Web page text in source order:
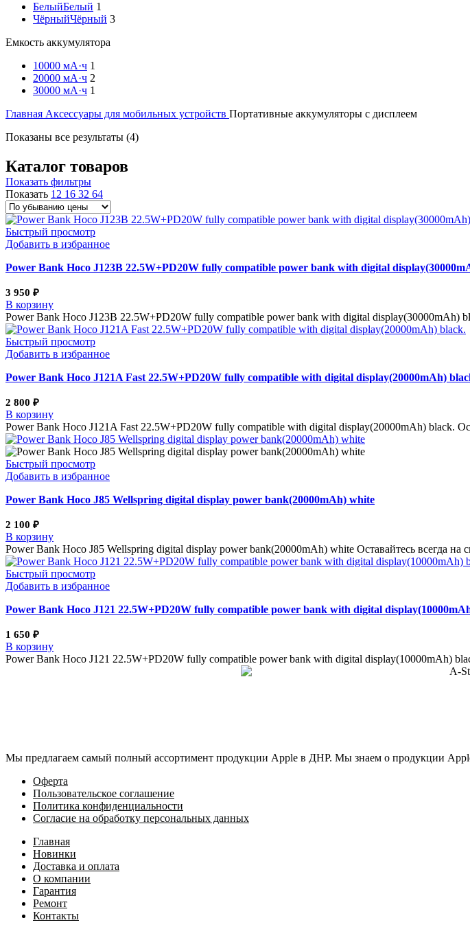
БелыйБелый 1
ЧёрныйЧёрный 3
Емкость аккумулятора
10000 мА·ч 1
20000 мА·ч 2
30000 мА·ч 1
Главная Аксессуары для мобильных устройств Портативные аккумуляторы с дисплеем
Показаны все результаты (4)Цены:
Каталог товаров
Показать фильтры
Показать 12 16 32 64
Быстрый просмотр
Добавить в избранное
Power Bank Hoco J123B 22.5W+PD20W fully compatible power bank with digital
3 950 ₽
В корзину
Power Bank Hoco J123B 22.5W+PD20W fully compatible power bank with digital display(30000mAh)
Быстрый просмотр
Добавить в избранное
Power Bank Hoco J121A Fast 22.5W+PD20W fully compatible with digital display(20000mAh)
2 800 ₽
В корзину
Power Bank Hoco J121A Fast 22.5W+PD20W fully compatible with digital display(20000mAh) black.
Быстрый просмотр
Добавить в избранное
Power Bank Hoco J85 Wellspring digital display power bank(20000mAh) white
2 100 ₽
В корзину
Power Bank Hoco J85 Wellspring digital display power bank(20000mAh) white Оставайтесь всегда
Быстрый просмотр
Добавить в избранное
Power Bank Hoco J121 22.5W+PD20W fully compatible power bank with digital
1 650 ₽
В корзину
Power Bank Hoco J121 22.5W+PD20W fully compatible power bank with digital display(10000mAh)
Мы предлагаем самый полный ассортимент продукции Apple в ДНР. Мы знаем о продукции
Оферта
Пользовательское соглашение
Политика конфиденциальности
Согласие на обработку персональных данных
Главная
Новинки
Доставка и оплата
О компании
Гарантия
Ремонт
Контакты